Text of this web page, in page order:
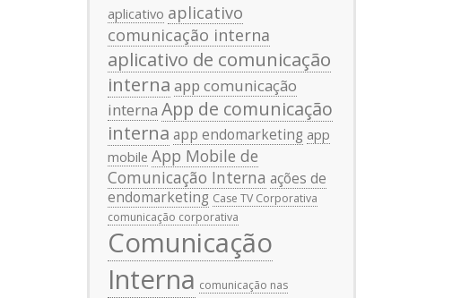
aplicativo aplicativo
comunicação interna
aplicativo de comunicação
interna app comunicação
interna App de comunicação
interna app endomarketing app
mobile App Mobile de
Comunicação Interna ações de
endomarketing Case TV Corporativa
comunicação corporativa
Comunicação
Interna comunicação nas